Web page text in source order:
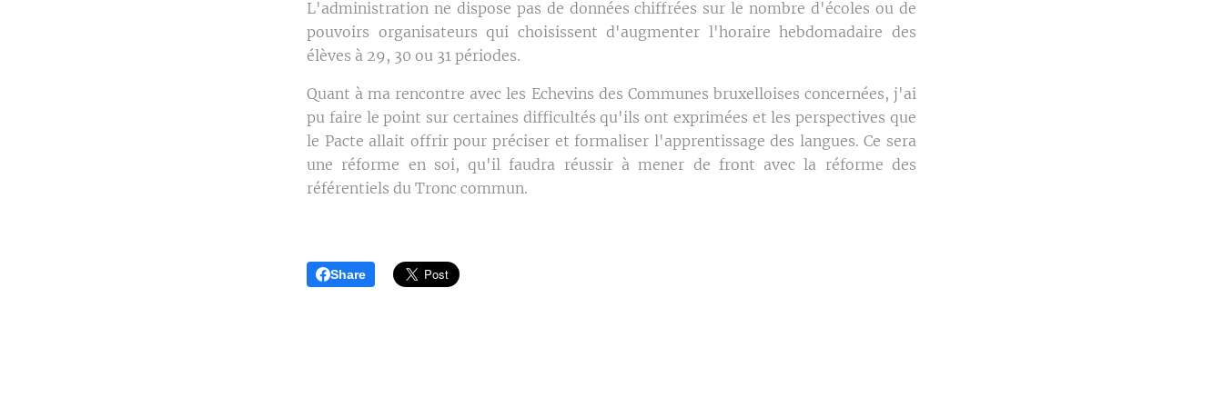
L'administration ne dispose pas de données chiffrées sur le nombre d'écoles ou de
pouvoirs organisateurs qui choisissent d'augmenter l'horaire hebdomadaire des
élèves à 29, 30 ou 31 périodes.
Quant à ma rencontre avec les Echevins des Communes bruxelloises concernées, j'ai
pu faire le point sur certaines difficultés qu'ils ont exprimées et les perspectives que
le Pacte allait offrir pour préciser et formaliser l'apprentissage des langues. Ce sera
une réforme en soi, qu'il faudra réussir à mener de front avec la réforme des
référentiels du Tronc commun.
Share